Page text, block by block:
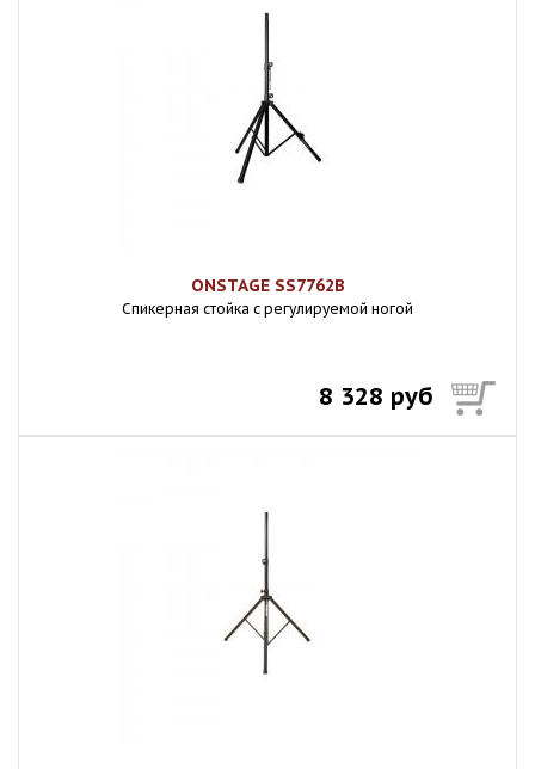
ONSTAGE SS7762B
Спикерная стойка с регулируемой ногой
8 328 руб